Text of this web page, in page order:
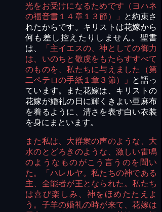
光をお受けになるためです（ヨハネ
の福音書１４章１３節）」
と約束さ
れたからです。キリストは花嫁から
何も差し控えたりしません。聖書
は、
「主イエスの、神としての御力
は、いのちと敬虔をもたらすすべて
のものを、私たちに与えました（第
二ペテロの手紙１章３節）」 と語っ
ています。また花嫁は、キリストの
花嫁が婚礼の日に輝くきよい亜麻布
を着るように、清さを表す白い衣装
を身にまといます。
また私は、大群衆の声のような、大
水のとどろきのような、激しい雷鳴
のようなものがこう言うのを聞い
た。「ハレルヤ。私たちの神である
主、全能者が王となられた。私たち
は喜び楽しみ、神をほめたたえよ
う。子羊の婚礼の時が来て、花嫁は